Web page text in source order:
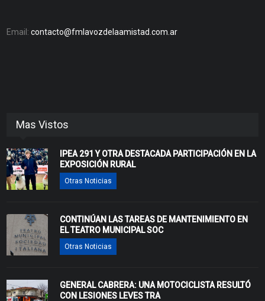
Email:contacto@fmlavozdelaamistad.com.ar
Mas Vistos
IPEA 291 Y OTRA DESTACADA PARTICIPACIÓN EN LA
EXPOSICIÓN RURAL
Otras Noticias
CONTINÚAN LAS TAREAS DE MANTENIMIENTO EN
EL TEATRO MUNICIPAL SOC
Otras Noticias
GENERAL CABRERA: UNA MOTOCICLISTA RESULTÓ
CON LESIONES LEVES TRA